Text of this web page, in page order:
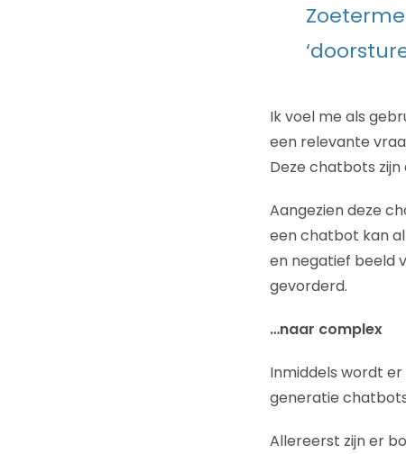
Ik voel me als
een relevante
Deze chatbots
Aangezien deze
een chatbot kan
en negatief beeld
gevorderd.
…naar complex
Inmiddels wordt
generatie
Allereerst zijn er